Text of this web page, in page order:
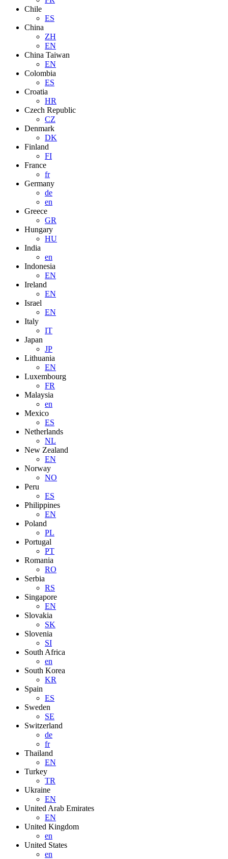
Chile
ES
China
ZH
EN
China Taiwan
EN
Colombia
ES
Croatia
HR
Czech Republic
CZ
Denmark
DK
Finland
FI
France
fr
Germany
de
en
Greece
GR
Hungary
HU
India
en
Indonesia
EN
Ireland
EN
Israel
EN
Italy
IT
Japan
JP
Lithuania
EN
Luxembourg
FR
Malaysia
en
Mexico
ES
Netherlands
NL
New Zealand
EN
Norway
NO
Peru
ES
Philippines
EN
Poland
PL
Portugal
PT
Romania
RO
Serbia
RS
Singapore
EN
Slovakia
SK
Slovenia
SI
South Africa
en
South Korea
KR
Spain
ES
Sweden
SE
Switzerland
de
fr
Thailand
EN
Turkey
TR
Ukraine
EN
United Arab Emirates
EN
United Kingdom
en
United States
en